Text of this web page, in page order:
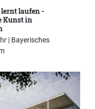
laufen -
Kunst in
| Bayerisches